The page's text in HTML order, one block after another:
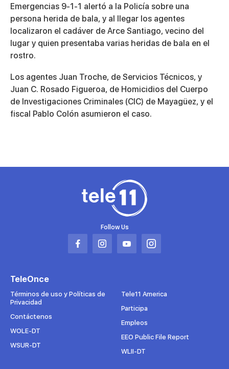
Emergencias 9-1-1 alertó a la Policía sobre una
persona herida de bala, y al llegar los agentes
localizaron el cadáver de Arce Santiago, vecino del
lugar y quien presentaba varias heridas de bala en el
rostro.
Los agentes Juan Troche, de Servicios Técnicos, y
Juan C. Rosado Figueroa, de Homicidios del Cuerpo
de Investigaciones Criminales (CIC) de Mayagüez, y el
fiscal Pablo Colón asumieron el caso.
Follow Us
Abrir
pestaña
Abrir
pestaña
Abrir
pestaña
Abrir
pestaña
TeleOnce
Términos de uso y Políticas de
Privacidad
Contáctenos
WOLE-DT
WSUR-DT
Tele11 America
Participa
Empleos
EEO Public File Report
WLII-DT